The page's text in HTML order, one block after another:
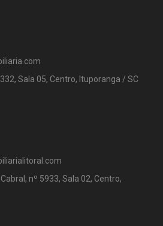
Sala 05, Centro, Ituporanga / SC
nº 5933, Sala 02, Centro,